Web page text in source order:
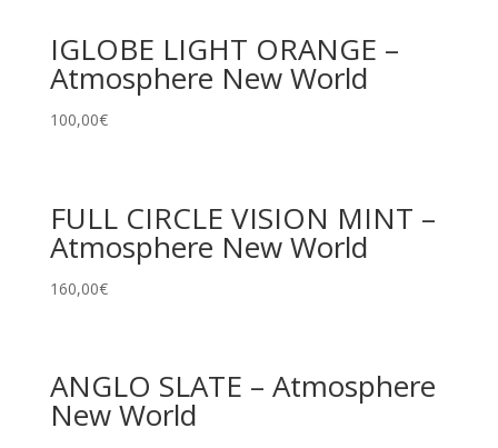
IGLOBE LIGHT ORANGE –
Atmosphere New World
100,00€
FULL CIRCLE VISION MINT –
Atmosphere New World
160,00€
ANGLO SLATE – Atmosphere
New World